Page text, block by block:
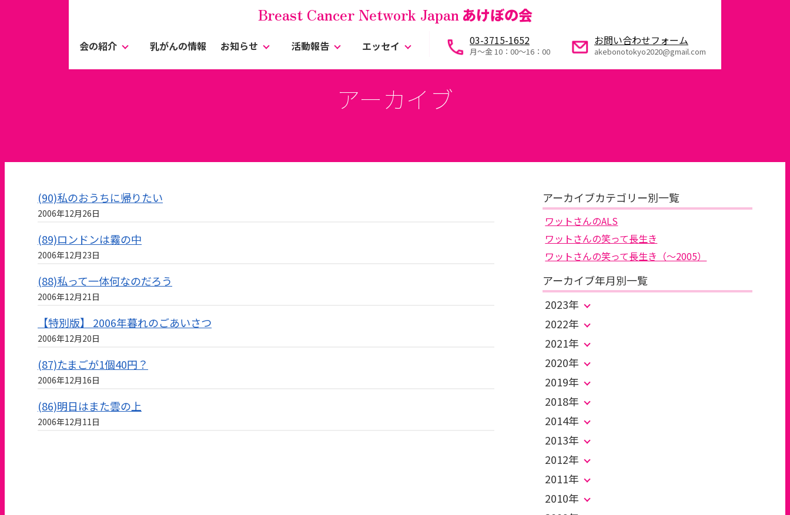
Breast Cancer Network Japan あけぼの会
会の紹介 乳がんの情報 お知らせ 活動報告 エッセイ 03-3715-1652
月～金 10：00〜16：00
お問い合わせフォーム
akebonotokyo2020@gmail.com
アーカイブ
(90)私のおうちに帰りたい
2006年12月26日
(89)ロンドンは霧の中
2006年12月23日
(88)私って一体何なのだろう
2006年12月21日
【特別版】 2006年暮れのごあいさつ
2006年12月20日
(87)たまごが1個40円？
2006年12月16日
(86)明日はまた雲の上
2006年12月11日
アーカイブカテゴリー別一覧
ワットさんのALS
ワットさんの笑って長生き
ワットさんの笑って長生き（～2005）
アーカイブ年月別一覧
2023年
2022年
2021年
2020年
2019年
2018年
2014年
2013年
2012年
2011年
2010年